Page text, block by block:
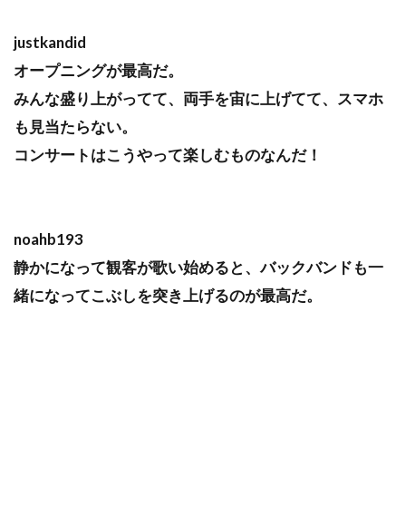
justkandid
オープニングが最高だ。
みんな盛り上がってて、両手を宙に上げてて、スマホ
も見当たらない。
コンサートはこうやって楽しむものなんだ！
noahb193
静かになって観客が歌い始めると、バックバンドも一
緒になってこぶしを突き上げるのが最高だ。